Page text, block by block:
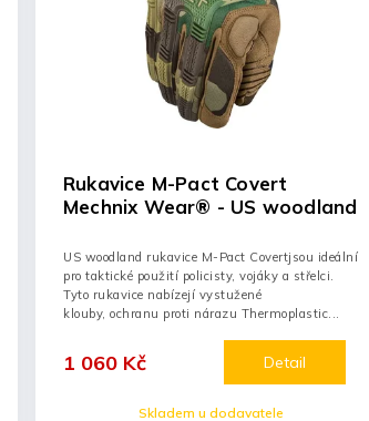
Rukavice M-Pact Covert
Mechnix Wear® - US woodland
Skladem u dodavatele
1 060 Kč Detail
US woodland rukavice M-Pact Covertjsou ideální
pro taktické použití policisty, vojáky a střelci.
Tyto rukavice nabízejí vystužené
klouby, ochranu proti nárazu Thermoplastic...